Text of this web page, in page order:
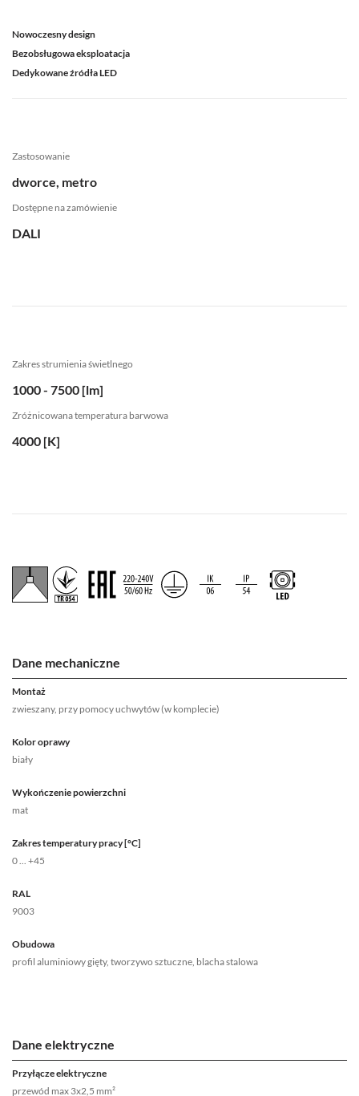
Nowoczesny design
Bezobsługowa eksploatacja
Dedykowane źródła LED
Zastosowanie
dworce, metro
Dostępne na zamówienie
DALI
Zakres strumienia świetlnego
1000 - 7500 [lm]
Zróżnicowana temperatura barwowa
4000 [K]
Dane mechaniczne
Montaż
zwieszany, przy pomocy uchwytów (w komplecie)
Kolor oprawy
biały
Wykończenie powierzchni
mat
Zakres temperatury pracy [°C]
0 ... +45
RAL
9003
Obudowa
profil aluminiowy gięty, tworzywo sztuczne, blacha stalowa
Dane elektryczne
Przyłącze elektryczne
przewód max 3x2,5 mm²